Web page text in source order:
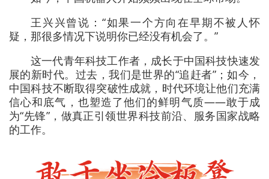
王兴兴曾说：“如果一个方向在早期不被人怀
疑，那很多情况下说明你已经没有机会了。”
这一代青年科技工作者，成长于中国科技快速发
展的新时代。过去，我们是世界的“追赶者”；如今，
中国科技不断取得突破性成就，时代环境让他们充满
信心和底气，也塑造了他们的鲜明气质——敢于成
为“先锋”，做真正引领世界科技前沿、服务国家战略
的工作。